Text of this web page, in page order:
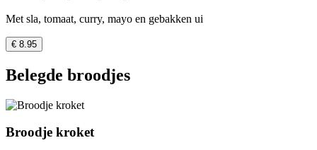
Met sla, tomaat, curry, mayo en gebakken ui
€ 8.95
Belegde broodjes
Broodje kroket